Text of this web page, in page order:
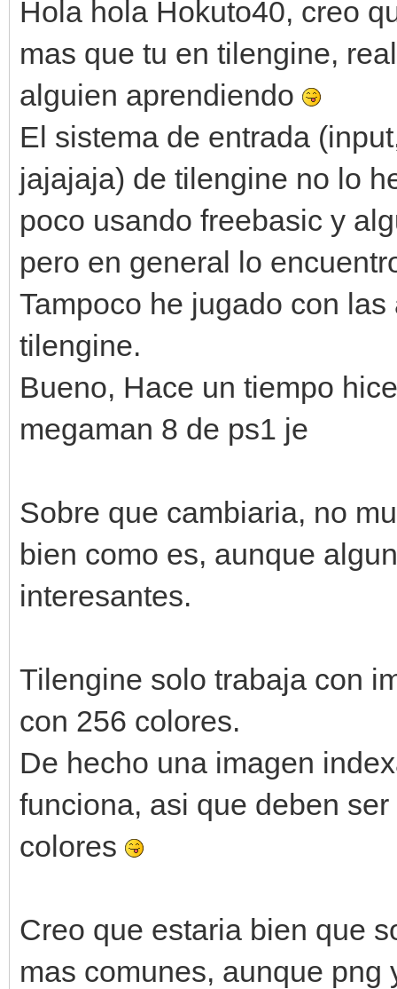
Hola hola Hokuto40, creo
mas que tu en tilengine,
alguien aprendiendo
El sistema de entrada
jajajaja) de tilengine no lo
poco usando freebasic y
pero en general lo
Tampoco he jugado con
tilengine.
Bueno, Hace un tiempo
megaman 8 de ps1 je
Sobre que cambiaria, no
bien como es, aunque
interesantes.
Tilengine solo trabaja con
con 256 colores.
De hecho una imagen
funciona, asi que deben
colores
Creo que estaria bien que
mas comunes, aunque